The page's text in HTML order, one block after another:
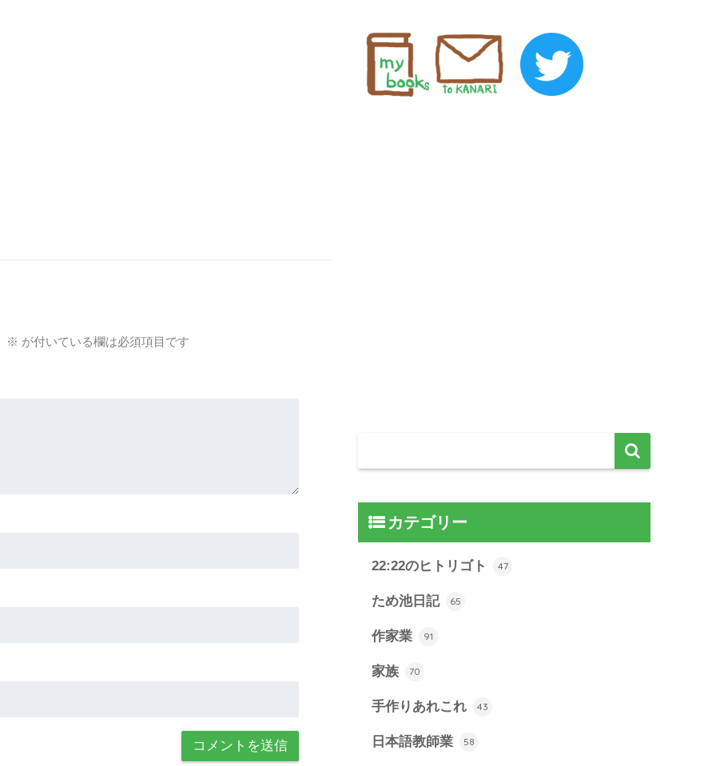
※ が付いている欄は必須項目です
カテゴリー
22:22のヒトリゴト 47
ため池日記 65
作家業 91
家族 70
手作りあれこれ 43
日本語教師業 58